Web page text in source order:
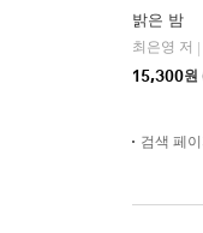
밝은 밤
최은영 저
15,300원
검색 페